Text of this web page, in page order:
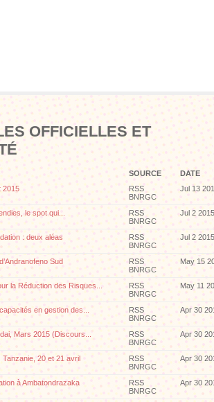
OFFICIELLES ET
SOURCE
DATE
2015
RSS
BNRGC
Jul 13
le spot qui...
RSS
BNRGC
Jul 2 2015
: deux aléas
RSS
BNRGC
Jul 2 2015
Sud
RSS
BNRGC
May 15
la Réduction des Risques...
RSS
BNRGC
May 11
en gestion des...
RSS
BNRGC
Apr 30
Mars 2015 (Discours...
RSS
BNRGC
Apr 30
Tanzanie, 20 et 21 avril
RSS
BNRGC
Apr 30
à Ambatondrazaka
RSS
BNRGC
Apr 30